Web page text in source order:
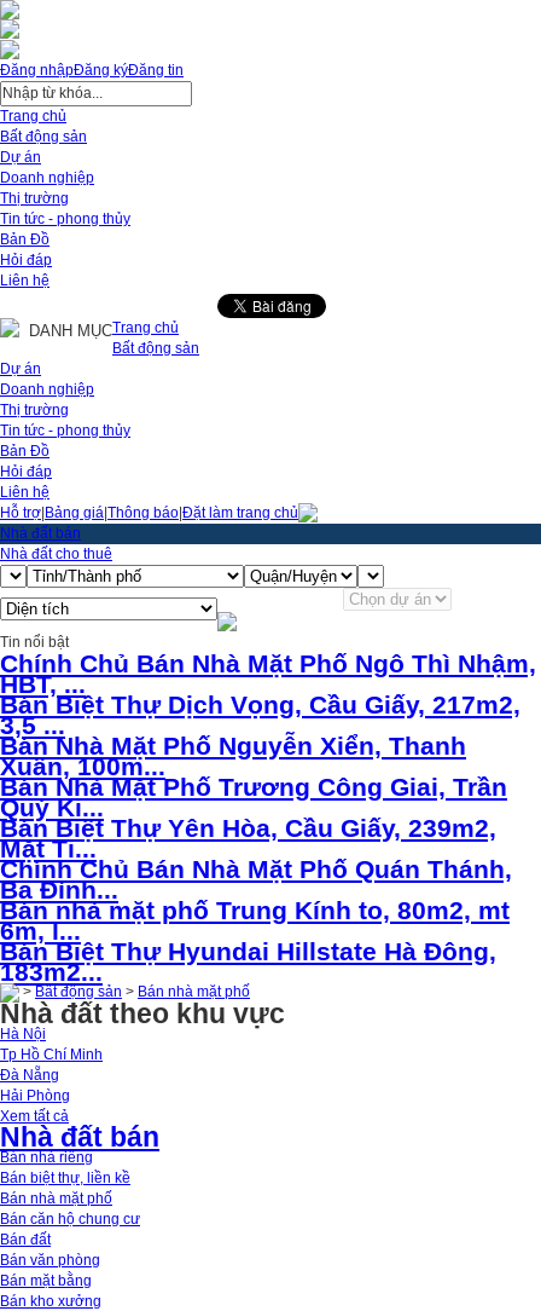
Đăng ký
Đăng nhập Đăng tin
Trang chủ
Bất động sản
Dự án
Doanh nghiệp
Thị trường
Tin tức - phong thủy
Bản Đồ
Hỏi đáp
Liên hệ
DANH MỤCTrang chủ
Bất động sản
Dự án
Doanh nghiệp
Thị trường
Tin tức - phong thủy
Bản Đồ
Hỏi đáp
Liên hệ
Hỗ trợ Bảng giá Thông báo Đặt làm trang chủ
Nhà đất bán
Nhà đất cho thuê
Tin nổi bật
Chính Chủ Bán Nhà Mặt Phố Ngô Thì Nhậm,
HBT, ...
Bán Biệt Thự Dịch Vọng, Cầu Giấy, 217m2,
3,5 ...
Bán Nhà Mặt Phố Nguyễn Xiển, Thanh
Xuân, 100m...
Bán Nhà Mặt Phố Trương Công Giai, Trần
Quý Ki...
Bán Biệt Thự Yên Hòa, Cầu Giấy, 239m2,
Mặt Ti...
Chính Chủ Bán Nhà Mặt Phố Quán Thánh,
Ba Đình...
Bán nhà mặt phố Trung Kính to, 80m2, mt
6m, l...
Bán Biệt Thự Hyundai Hillstate Hà Đông,
183m2...
> Bất động sản > Bán nhà mặt phố
Nhà đất theo khu vực
Hà Nội
Tp Hồ Chí Minh
Đà Nẵng
Hải Phòng
Xem tất cả
Nhà đất bán
Bán nhà riêng
Bán biệt thự, liền kề
Bán nhà mặt phố
Bán căn hộ chung cư
Bán đất
Bán văn phòng
Bán mặt bằng
Bán kho xưởng